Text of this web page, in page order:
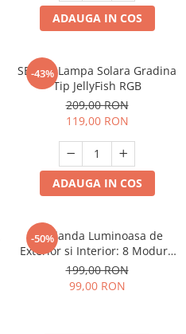
ADAUGA IN COS
-43%
SET 4 x Lampa Solara Gradina
Tip JellyFish RGB
209,00 RON
119,00 RON
ADAUGA IN COS
-50%
Ghirlanda Luminoasa de
Exterior si Interior: 8 Moduri,
Interconectabila (Variante
220V / Panou Solar) 10m |
20m | 30m
199,00 RON
99,00 RON